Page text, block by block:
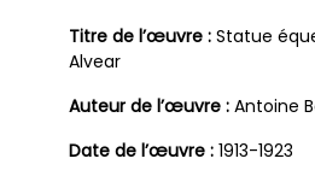
Titre de l’œuvre : Statue
Alvear
Auteur de l’œuvre : Antoine
Date de l’œuvre : 1913-1923